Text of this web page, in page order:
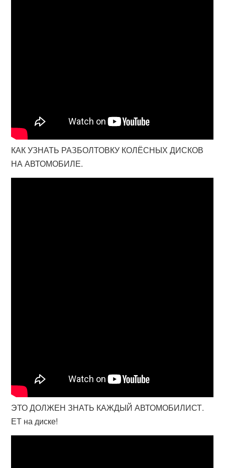
КАК УЗНАТЬ РАЗБОЛТОВКУ КОЛЁСНЫХ ДИСКОВ
НА АВТОМОБИЛЕ.
ЭТО ДОЛЖЕН ЗНАТЬ КАЖДЫЙ АВТОМОБИЛИСТ.
ЕТ на диске!